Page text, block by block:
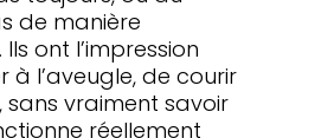
de manière
ont l’impression
à l’aveugle, de courir
sans vraiment savoir
réellement